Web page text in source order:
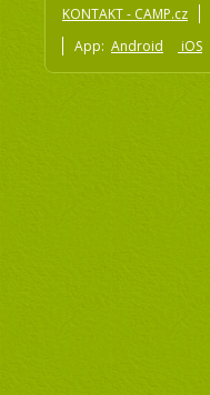
KONTAKT - CAMP.cz
App: Android iOS